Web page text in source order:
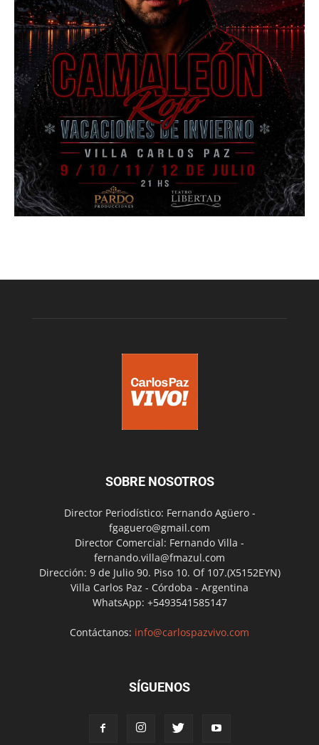
SOBRE NOSOTROS
Director Periodístico: Fernando Agüero -
fgaguero@gmail.com
Director Comercial: Fernando Villa -
fernando.villa@fmazul.com
Dirección: 9 de Julio 90. Piso 10. Of 107.(X5152EYN)
Villa Carlos Paz - Córdoba - Argentina
WhatsApp: +5493541585147
Contáctanos: info@carlospazvivo.com
SÍGUENOS